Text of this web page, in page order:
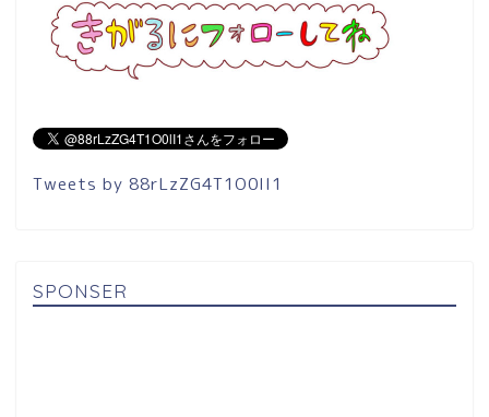
Tweets by 88rLzZG4T1O0lI1
SPONSER